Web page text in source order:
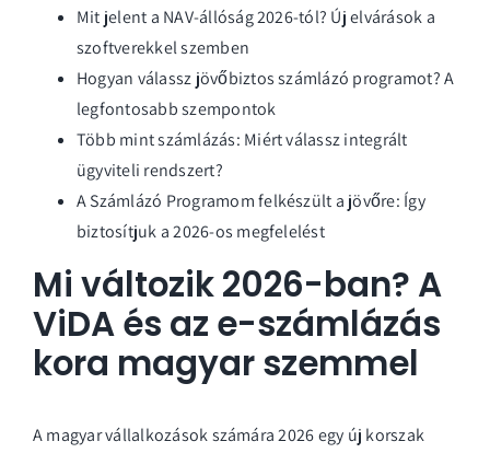
Mit jelent a NAV-állóság 2026-tól? Új elvárások a
szoftverekkel szemben
Hogyan válassz jövőbiztos számlázó programot? A
legfontosabb szempontok
Több mint számlázás: Miért válassz integrált
ügyviteli rendszert?
A Számlázó Programom felkészült a jövőre: Így
biztosítjuk a 2026-os megfelelést
Mi változik 2026-ban? A
ViDA és az e-számlázás
kora magyar szemmel
A magyar vállalkozások számára 2026 egy új korszak